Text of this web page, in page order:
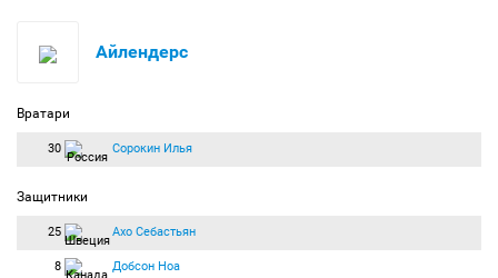
Айлендерс
Вратари
30 Сорокин Илья
Защитники
25 Ахо Себастьян
8 Добсон Ноа